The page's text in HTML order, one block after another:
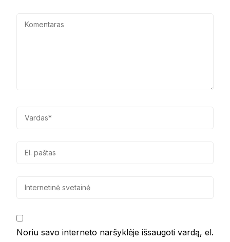
Noriu savo interneto naršyklėje išsaugoti vardą, el.